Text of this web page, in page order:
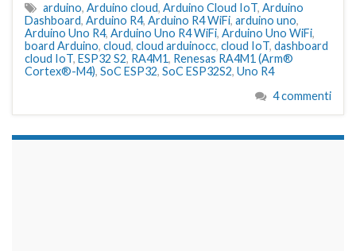
arduino, Arduino cloud, Arduino Cloud IoT, Arduino
Dashboard, Arduino R4, Arduino R4 WiFi, arduino uno,
Arduino Uno R4, Arduino Uno R4 WiFi, Arduino Uno WiFi,
board Arduino, cloud, cloud arduinocc, cloud IoT, dashboard
cloud IoT, ESP32 S2, RA4M1, Renesas RA4M1 (Arm®
Cortex®-M4), SoC ESP32, SoC ESP32S2, Uno R4
4 commenti